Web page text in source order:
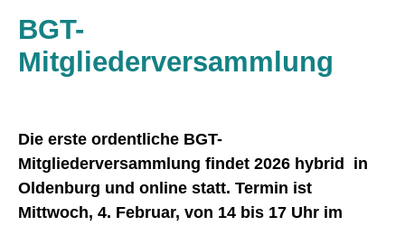
BGT-
Mitgliederversammlung
Die erste ordentliche BGT-
Mitgliederversammlung findet 2026 hybrid in
Oldenburg und online statt. Termin ist
Mittwoch, 4. Februar, von 14 bis 17 Uhr im